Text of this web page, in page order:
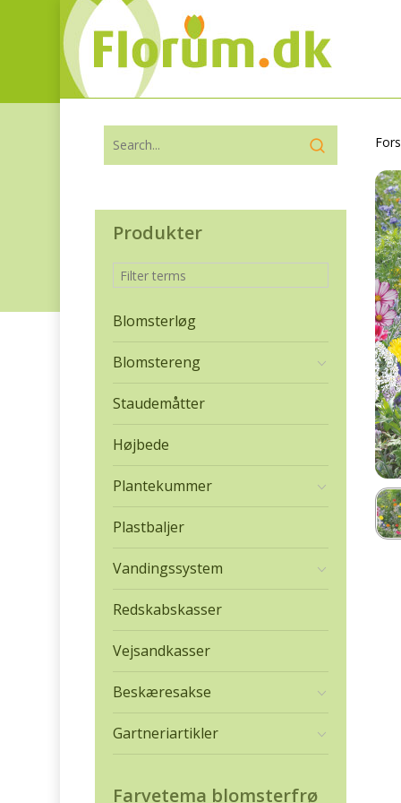
Produkter
Blomsterløg
Blomstereng
Staudemåtter
Højbede
Plantekummer
Plastbaljer
Vandingssystem
Redskabskasser
Vejsandkasser
Beskæresakse
Gartneriartikler
Farvetema blomsterfrø